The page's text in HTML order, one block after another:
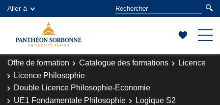
Aller à
Offre de formation Catalogue des formations
Licence
Licence Philosophie
Double Licence Philosophie-Economie
UE1 Fondamentale Philosophie
Logique S2